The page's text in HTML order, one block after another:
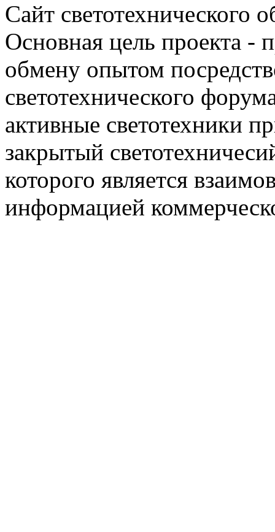
Сайт светотехнического
Основная цель проекта -
обмену опытом
светотехнического
активные светотехники
закрытый
которого является
информацией